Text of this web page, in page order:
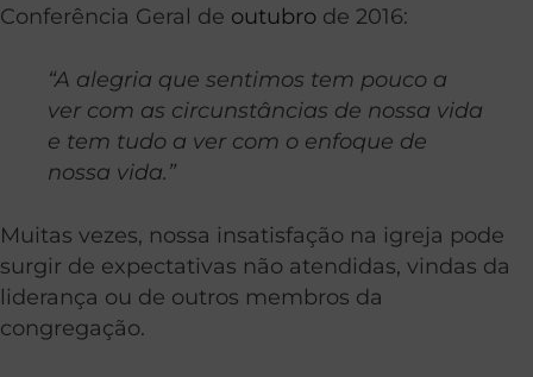
Conferência Geral de outubro de 2016:
“A alegria que sentimos tem pouco a
ver com as circunstâncias de nossa vida
e tem tudo a ver com o enfoque de
nossa vida.”
Muitas vezes, nossa insatisfação na igreja pode
surgir de expectativas não atendidas, vindas da
liderança ou de outros membros da
congregação.